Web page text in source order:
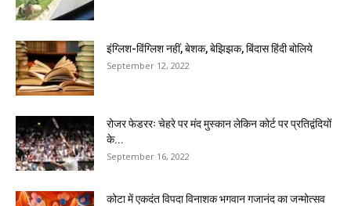
इंग्लिश-विंग्लिश नहीं, बेशक, बेझिझक, बिंदास हिंदी बोलिये
September 12, 2022
रोजर फेडररः चेहरे पर मंद मुस्कान लेकिन कोर्ट पर प्रतिद्वंदियों
के...
September 16, 2022
कोटा में एकदंत विपदा विनाशक भगवान गजानंद का जन्मोत्सव